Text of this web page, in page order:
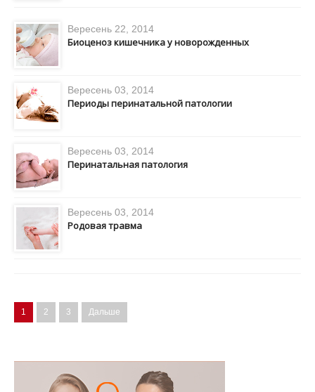
Вересень 22, 2014
Биоценоз кишечника у новорожденных
Вересень 03, 2014
Периоды перинатальной патологии
Вересень 03, 2014
Перинатальная патология
Вересень 03, 2014
Родовая травма
1 2 3 Дальше